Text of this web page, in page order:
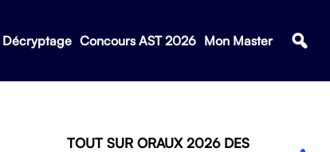
Décryptage Concours AST 2026 Mon Master
TOUT SUR ORAUX 2026 DES